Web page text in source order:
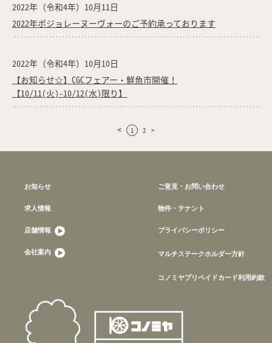
2022年（令和4年）10月11日
2022年ボジョレーヌーヴォーのご予約承っております
2022年（令和4年）10月10日
【お知らせ☆】CGCフェアー・鮮魚市開催！
【10/11(火)-10/12(水)限り】
< 1 2 >
お知らせ
求人情報
店舗情報
会社案内
ご意見・お問い合わせ
物件・テナント
プライバシーポリシー
マルチステークホルダー方針
コノミヤプリペイドカード利用約款